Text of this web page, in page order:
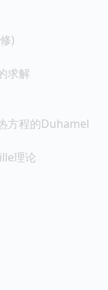
)
求解
方程的Duhamel
理论